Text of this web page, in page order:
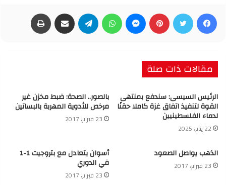
فيسبوك تويتر بينتيريست ماسنجر واتساب تيلقرام مشاركة عبر البريد
مقالات ذات صلة
الرئيس السيسى: سندفع بمنتهى
القوة لتنفيذ اتفاق غزة كاملا حقنًا
لدماء الفلسطينيين
22 يناير، 2025
بالصور.. الصحة: ضبط مخزن غير
مرخص للأدوية المهربة بالبساتين
23 فبراير، 2017
الذهب يواصل الصعود
23 فبراير، 2017
أسوان يتعادل مع بتروجيت 1-1
في الدوري
23 فبراير، 2017